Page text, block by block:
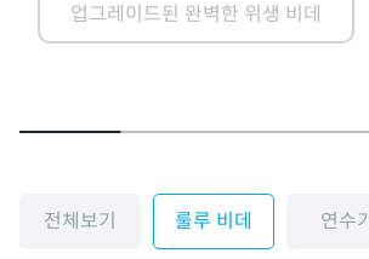
업그레이드된 완벽한 위생 비데
전체보기 룰루 비데 연수기